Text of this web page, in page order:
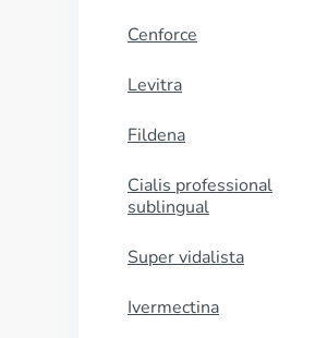
Cenforce
Levitra
Fildena
Cialis professional
sublingual
Super vidalista
Ivermectina